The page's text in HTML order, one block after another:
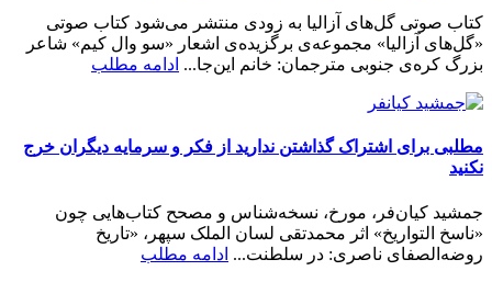
کتاب صوتی گل‌های آزالیا به زودی منتشر می‌شود کتاب صوتی
«گل‌های آزالیا» مجموعه‌ی برگزیده‌ی اشعار «سو وال کیم» شاعر
بزرگ کره‌ی جنوبی مترجمان: خانم این‌جا... ادامه مطلب
مطلبی برای اشتراک گذاشتن ندارید از فکر و سرمایه دیگران خرج
نکنید
جمشید کیان‌فر، مورخ، نسخه‌شناس و مصحح کتاب‌هایی چون
«ناسخ التواریخ» اثر محمدتقی لسان الملک سپهر، «تاریخ
روضه‌الصفای ناصری: در سلطنت... ادامه مطلب